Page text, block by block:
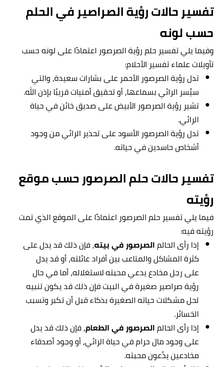
تفسير حالات رؤية الصراصير في الحلم
حسب لونه
وفيما يلي تفسير حلم رؤية الصرصور اعتمادًا على لونه حسب
تأويلات علماء تفسير الأحلام:
تدل رؤية الصرصور الأحمر على بشارات سعيدة، والتي
سيُسر الرائي بسماعها، أو تحقيق أمنيات قريبًا بإذن الله.
تشير رؤية الصرصور الأبيض على صديق خائن في حياة
الرائي.
تدل رؤية الصرصور الأسود على تحذير الرائي من وجود
أشخاص حاسدين في حياته.
تفسير حالات حلم الصرصور حسب موقع
رؤيته
فيما يلي تفسير حلم الصرصور اعتمادًا على الموقع الذي تمت
رؤيته فيه:
إذا رأى الحالمالصرصور في بيته، فإن ذلك قد يدل على
كثرة المشاكل والمتاعب بين أفراد عائلته، أو قد يدل
على رجل مخادع يدعي محبته لاستغلاله، أما في حال
رؤية صراصير صغيرة في البيت فإن ذلك قد يكون تنبيه
لحل مشكلات حياته الصغيرة بذكاء قبل أن تكبر وتسبب
الخسائر.
إذا رأى الحالمالصرصور في الطعام، فإن ذلك قد يدل
على وجود مال حرام في حياة الرائي، أو وجود أصدقاء
مخادعين يدَّعون محبته.